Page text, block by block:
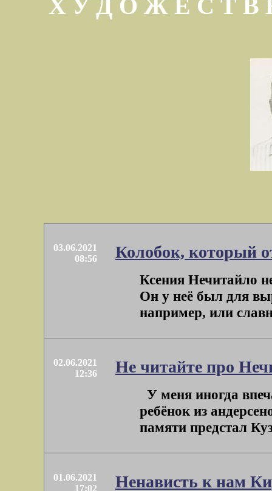
Х У Д О Ж Е С Т
03.06.2021
08:56
Колобок, который
Ксения Нечитайло
Он у неё был для
например, или
02.06.2021
12:36
Не читайте про
У меня иногда
ребёнок из
памяти предстал
01.06.2021
17:02
Ненависть к нам